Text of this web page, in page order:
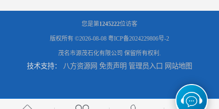
您是第1245222位访客
版权所有 ©2026-08-08 粤ICP备2024229806号-2
茂名市源茂石化有限公司 保留所有权利.
技术支持： 八方资源网 免责声明 管理员入口 网站地图